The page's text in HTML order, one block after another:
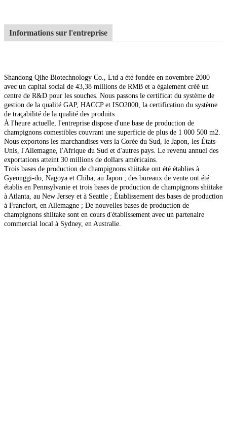
Informations sur l'entreprise
Shandong Qihe Biotechnology Co., Ltd a été fondée en novembre 2000
avec un capital social de 43,38 millions de RMB et a également créé un
centre de R&D pour les souches. Nous passons le certificat du système de
gestion de la qualité GAP, HACCP et ISO2000, la certification du système
de traçabilité de la qualité des produits.
À l'heure actuelle, l'entreprise dispose d'une base de production de
champignons comestibles couvrant une superficie de plus de 1 000 500 m2.
Nous exportons les marchandises vers la Corée du Sud, le Japon, les États-
Unis, l'Allemagne, l'Afrique du Sud et d'autres pays. Le revenu annuel des
exportations atteint 30 millions de dollars américains.
Trois bases de production de champignons shiitake ont été établies à
Gyeonggi-do, Nagoya et Chiba, au Japon ; des bureaux de vente ont été
établis en Pennsylvanie et trois bases de production de champignons shiitake
à Atlanta, au New Jersey et à Seattle ; Établissement des bases de production
à Francfort, en Allemagne ; De nouvelles bases de production de
champignons shiitake sont en cours d'établissement avec un partenaire
commercial local à Sydney, en Australie.